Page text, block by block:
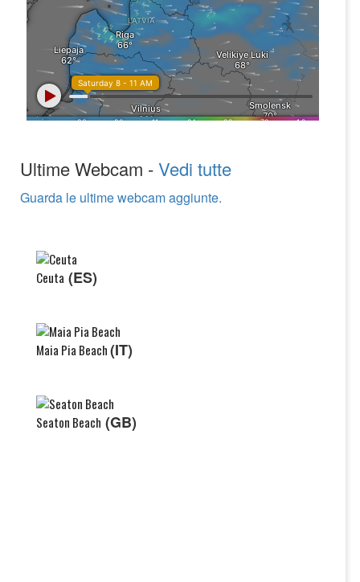
Ultime Webcam -Vedi tutte
Guarda le ultime webcam aggiunte.
Ceuta (ES)
Maia Pia Beach(IT)
Seaton Beach (GB)